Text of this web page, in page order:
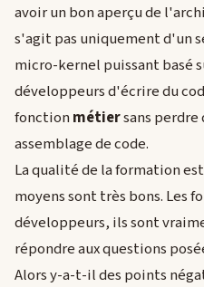
avoir un bon aperçu de
s'agit pas uniquement d'un
micro-kernel puissant basé
développeurs d'écrire du
fonctionmétiersans
assemblage de code.
La qualité de la formation
moyens sont très bons. Les
développeurs, ils sont
répondre aux questions
Alors y-a-t-il des points